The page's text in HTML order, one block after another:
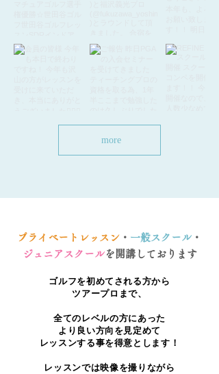
more
プライベートレッスン ・ 一般スクール ・
ジュニアスクールを開講しております
ゴルフを初めてされる方から
ツアープロまで、
全てのレベルの方にあった
より良い方向を見定めて
レッスンする事を得意とします！
レッスンでは映像を撮りながら